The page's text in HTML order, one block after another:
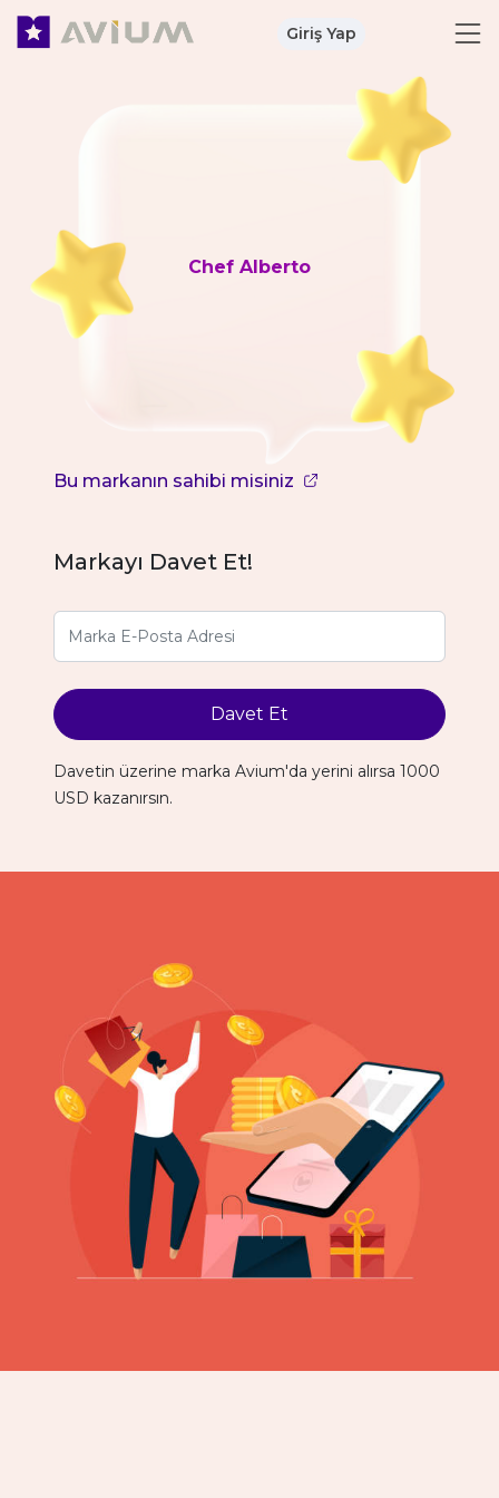
Giriş Yap
Chef Alberto
Bu markanın sahibi misiniz
Markayı Davet Et!
Davet Et
Davetin üzerine marka Avium'da yerini alırsa 1000
USD kazanırsın.